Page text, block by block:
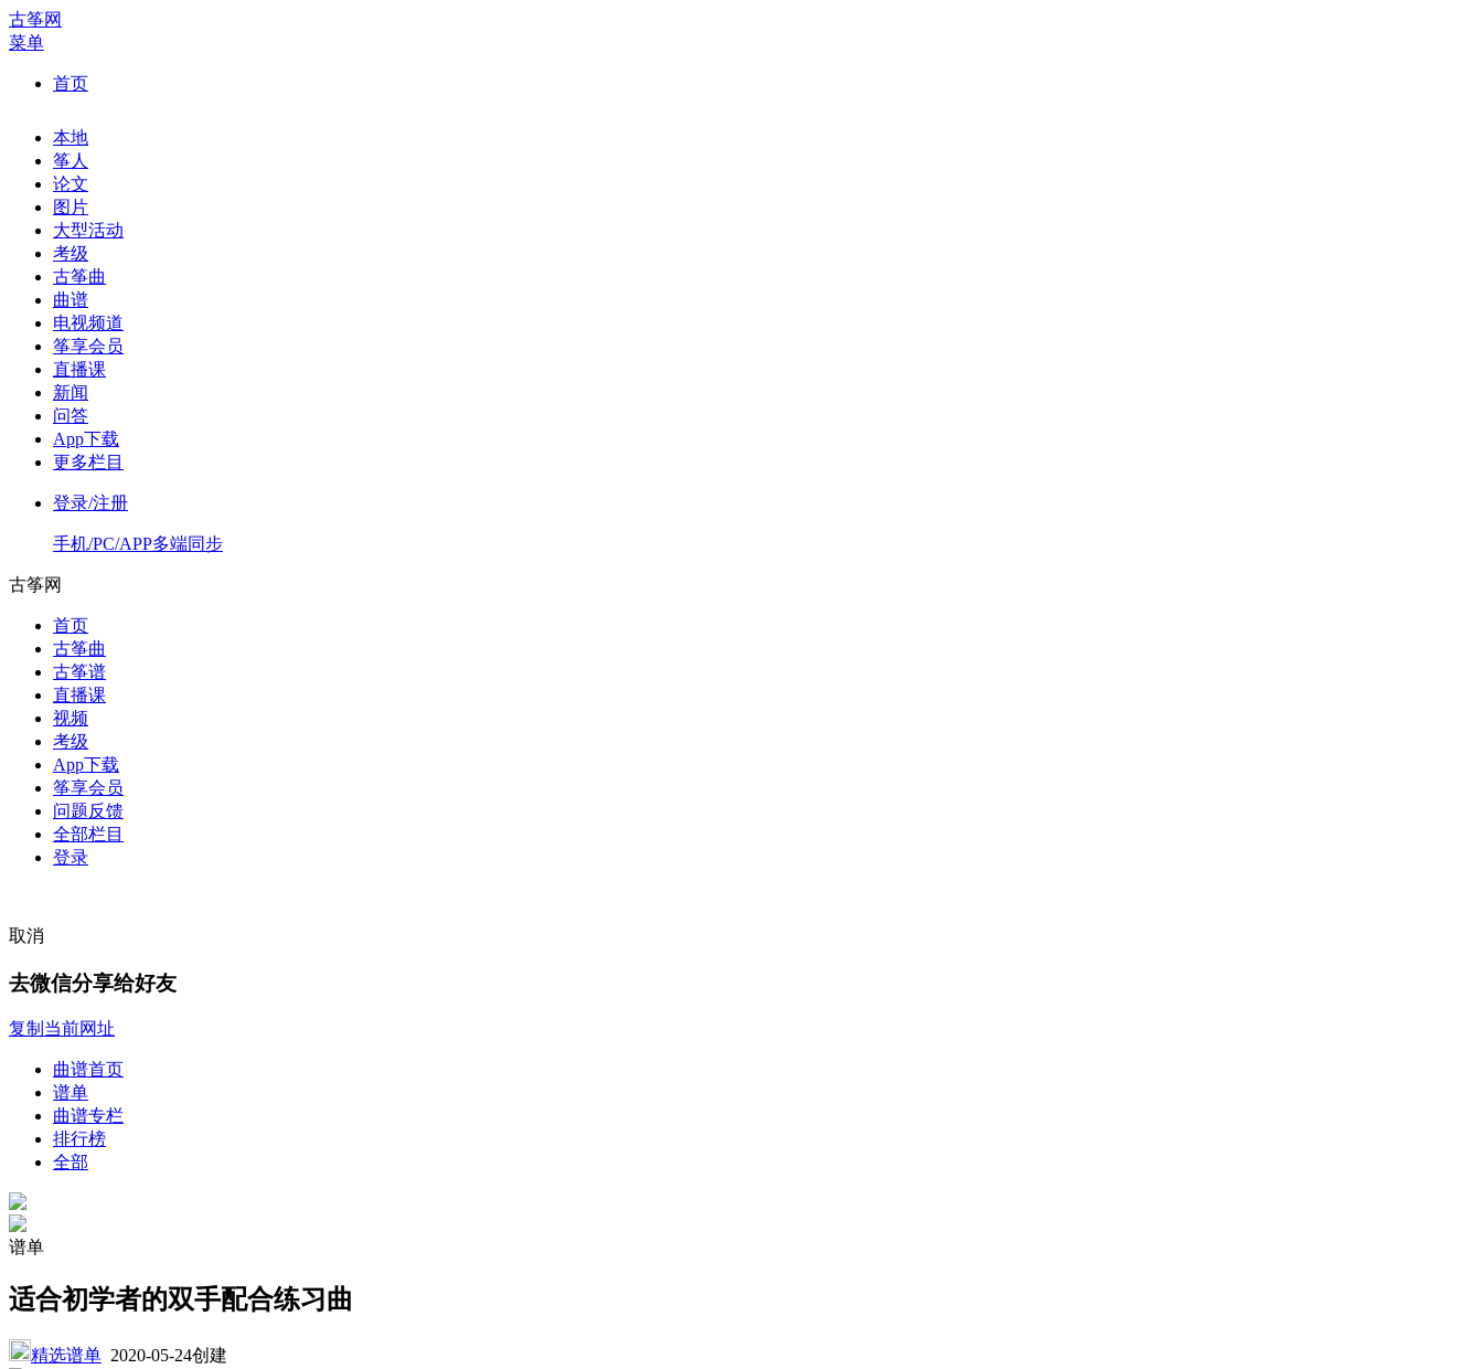
古筝网
菜单
首页
本地
筝人
论文
图片
大型活动
考级
古筝曲
曲谱
电视频道
筝享会员
直播课
新闻
问答
App下载
更多栏目
登录/注册
手机/PC/APP多端同步
古筝网
首页
古筝曲
古筝谱
直播课
视频
考级
App下载
筝享会员
问题反馈
全部栏目
登录
取消
去微信分享给好友
复制当前网址
曲谱首页
谱单
曲谱专栏
排行榜
全部
谱单
适合初学者的双手配合练习曲
精选谱单 2020-05-24创建